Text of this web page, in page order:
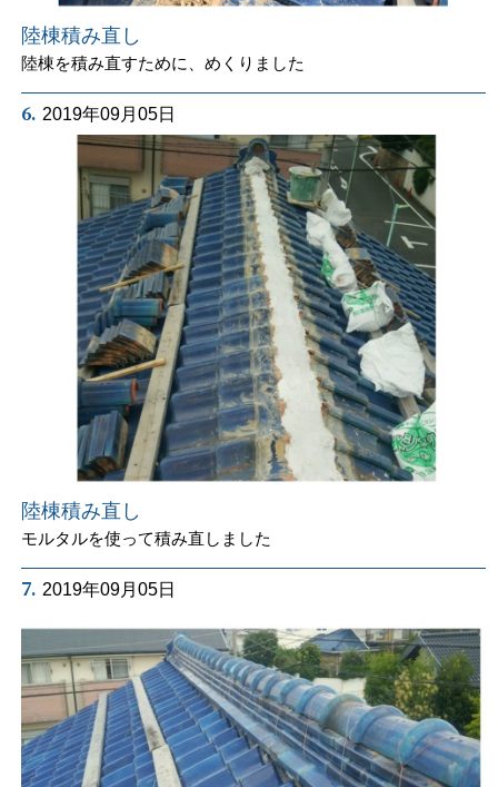
陸棟積み直し
陸棟を積み直すために、めくりました
6. 2019年09月05日
陸棟積み直し
モルタルを使って積み直しました
7. 2019年09月05日